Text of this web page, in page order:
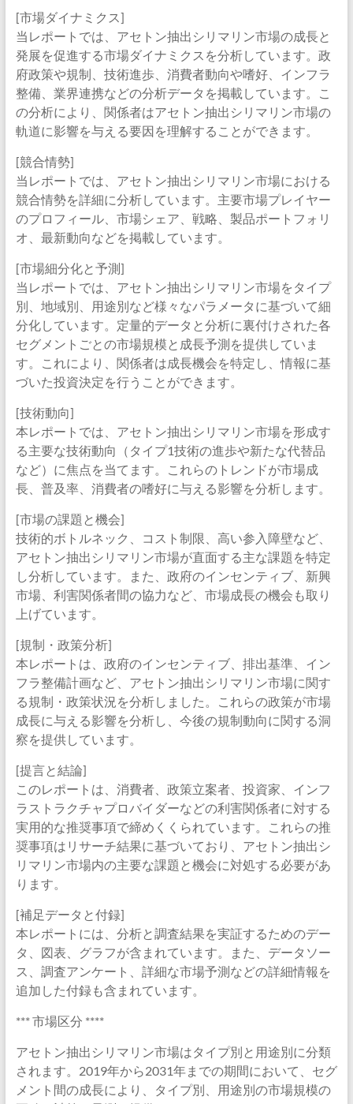
[市場ダイナミクス]
当レポートでは、アセトン抽出シリマリン市場の成長と
発展を促進する市場ダイナミクスを分析しています。政
府政策や規制、技術進歩、消費者動向や嗜好、インフラ
整備、業界連携などの分析データを掲載しています。こ
の分析により、関係者はアセトン抽出シリマリン市場の
軌道に影響を与える要因を理解することができます。
[競合情勢]
当レポートでは、アセトン抽出シリマリン市場における
競合情勢を詳細に分析しています。主要市場プレイヤー
のプロフィール、市場シェア、戦略、製品ポートフォリ
オ、最新動向などを掲載しています。
[市場細分化と予測]
当レポートでは、アセトン抽出シリマリン市場をタイプ
別、地域別、用途別など様々なパラメータに基づいて細
分化しています。定量的データと分析に裏付けされた各
セグメントごとの市場規模と成長予測を提供していま
す。これにより、関係者は成長機会を特定し、情報に基
づいた投資決定を行うことができます。
[技術動向]
本レポートでは、アセトン抽出シリマリン市場を形成す
る主要な技術動向（タイプ1技術の進歩や新たな代替品
など）に焦点を当てます。これらのトレンドが市場成
長、普及率、消費者の嗜好に与える影響を分析します。
[市場の課題と機会]
技術的ボトルネック、コスト制限、高い参入障壁など、
アセトン抽出シリマリン市場が直面する主な課題を特定
し分析しています。また、政府のインセンティブ、新興
市場、利害関係者間の協力など、市場成長の機会も取り
上げています。
[規制・政策分析]
本レポートは、政府のインセンティブ、排出基準、イン
フラ整備計画など、アセトン抽出シリマリン市場に関す
る規制・政策状況を分析しました。これらの政策が市場
成長に与える影響を分析し、今後の規制動向に関する洞
察を提供しています。
[提言と結論]
このレポートは、消費者、政策立案者、投資家、インフ
ラストラクチャプロバイダーなどの利害関係者に対する
実用的な推奨事項で締めくくられています。これらの推
奨事項はリサーチ結果に基づいており、アセトン抽出シ
リマリン市場内の主要な課題と機会に対処する必要があ
ります。
[補足データと付録]
本レポートには、分析と調査結果を実証するためのデー
タ、図表、グラフが含まれています。また、データソー
ス、調査アンケート、詳細な市場予測などの詳細情報を
追加した付録も含まれています。
*** 市場区分 ****
アセトン抽出シリマリン市場はタイプ別と用途別に分類
されます。2019年から2031年までの期間において、セグ
メント間の成長により、タイプ別、用途別の市場規模の